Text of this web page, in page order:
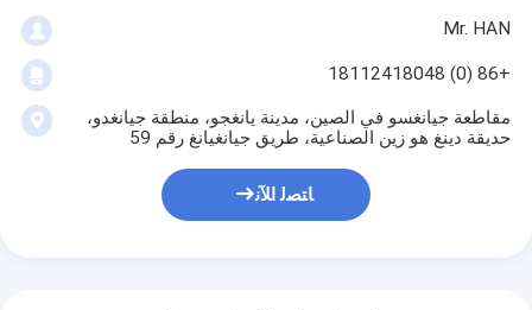
Mr. HAN
+86 (0) 18112418048
مقاطعة جيانغسو في الصين، مدينة يانغجو، منطقة جيانغدو،
حديقة دينغ هو زين الصناعية، طريق جيانغيانغ رقم 59
ﺎﺘﺼﻟ ﺍﻶﻧ